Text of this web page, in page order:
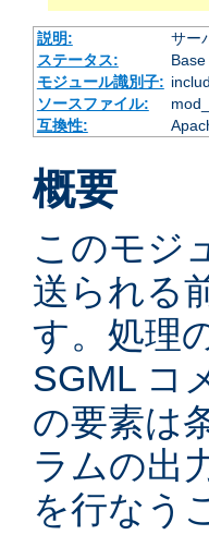
説明:
サー
ステータス:
Base
モジュール識別子:
ソースファイル:
互換性:
概要
このモジ
送られる
す。処理
SGML コ
の要素は
ラムの出
を行なう